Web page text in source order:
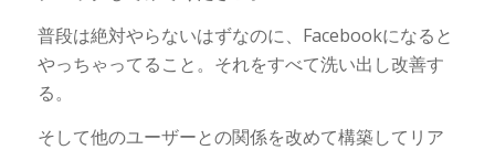
普段は絶対やらないはずなのに、Facebookになると
やっちゃってること。それをすべて洗い出し改善す
る。
そして他のユーザーとの関係を改めて構築してリア